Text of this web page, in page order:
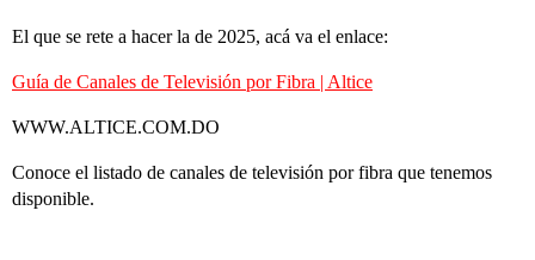
El que se rete a hacer la de 2025, acá va el enlace:
Guía de Canales de Televisión por Fibra | Altice
WWW.ALTICE.COM.DO
Conoce el listado de canales de televisión por fibra que tenemos
disponible.